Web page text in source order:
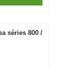
séries 800 /